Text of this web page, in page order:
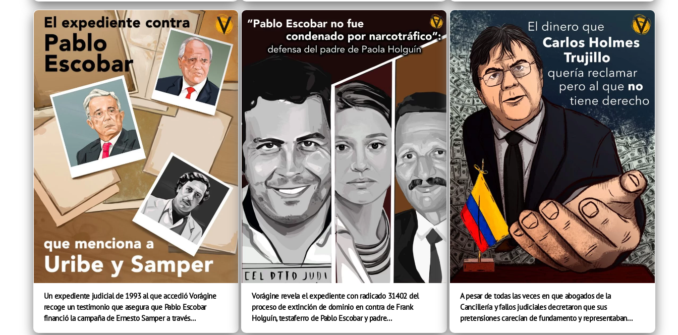
Un expediente judicial de 1993 al que accedió Vorágine
recoge un testimonio que asegura que Pablo Escobar
financió la campaña de Ernesto Samper a través...
Vorágine revela el expediente con radicado 31402 del
proceso de extinción de dominio en contra de Frank
Holguín, testaferro de Pablo Escobar y padre...
A pesar de todas las veces en que abogados de la
Cancillería y fallos judiciales decretaron que sus
pretensiones carecían de fundamento y representaban...